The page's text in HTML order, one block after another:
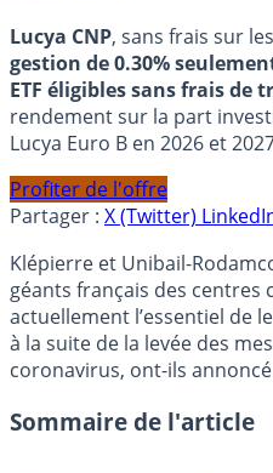
Lucya CNP, sans frais sur
gestion de 0.30%
ETF éligibles sans frais de
rendement sur la part
Lucya Euro B en 2026 et
Profiter de l'offre
Partager : X (Twitter)
Klépierre et Unibail-
géants français des
actuellement l’essentiel de
à la suite de la levée des
coronavirus, ont-ils
Sommaire de l'article